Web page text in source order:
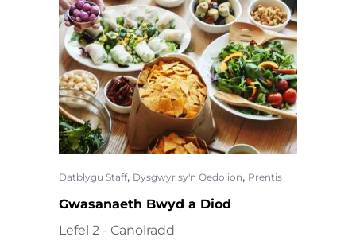
Datblygu Staff, Dysgwyr sy'n Oedolion, Prentis
Gwasanaeth Bwyd a Diod
Lefel 2 - Canolradd